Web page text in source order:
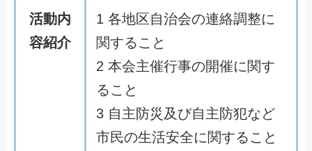
活動内
容紹介
1 各地区自治会の連絡調整に
関すること
2 本会主催行事の開催に関す
ること
3 自主防災及び自主防犯など
市民の生活安全に関すること